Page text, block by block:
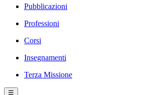
Pubblicazioni
Professioni
Corsi
Insegnamenti
Terza Missione
☰